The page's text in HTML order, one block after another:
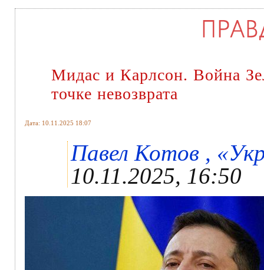
Мидас и Карлсон. Война
точке невозврата
Дата: 10.11.2025 18:07
Павел Котов ,
10.11.2025, 16:50